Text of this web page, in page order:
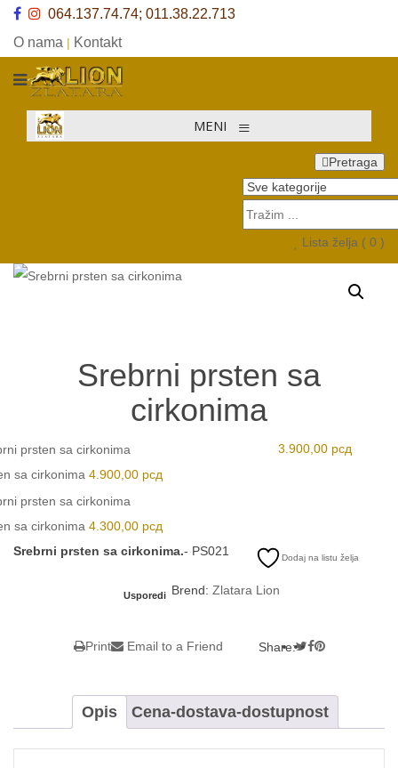
064.137.74.74; 011.38.22.713
O nama | Kontakt
MENI ≡
Pretraga
Lista želja ( 0 )
Srebrni prsten sa
cirkonima
sa cirkonima 4.900,00 рсд
sa cirkonima 4.300,00 рсд
3.900,00 рсд
Srebrni prsten sa cirkonima.- PS021 Dodaj na listu želja
Usporedi Brend:Zlatara Lion
Print Email to a Friend Share:
Opis Cena-dostava-dostupnost